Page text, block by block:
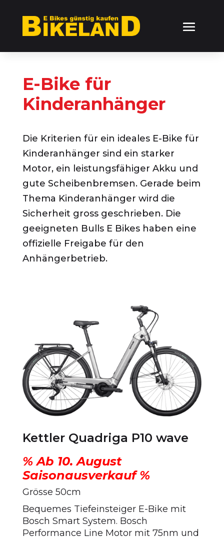
E-Bike für
Kinderanhänger
Die Kriterien für ein ideales E-Bike für
Kinderanhänger sind ein starker
Motor, ein leistungsfähiger Akku und
gute Scheibenbremsen. Gerade beim
Thema Kinderanhänger wird die
Sicherheit gross geschrieben. Die
geeigneten Bulls E Bikes haben eine
offizielle Freigabe für den
Anhängerbetrieb.
Kettler Quadriga P10 wave
% Ab 10. August
Saisonausverkauf %
Grösse 50cm
Bequemes Tiefeinsteiger E-Bike mit
Bosch Smart System. Bosch
Performance Line Motor mit 75nm und